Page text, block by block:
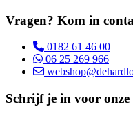
Vragen? Kom in
0182 61 46 00
06 25 269 966
Schrijf je in voor